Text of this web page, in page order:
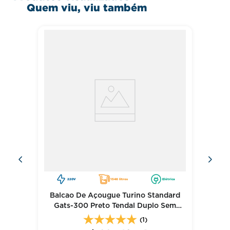
Peso: 181 kg
Quem viu, viu também
220V 1546 litros Elétrica
Balcao De Açougue Turino Standard
Gats-300 Preto Tendal Duplo Sem
Deposito 220V - Gelopar
(1)